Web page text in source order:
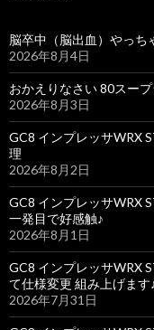
脳卒中（脳出血）やっ
2026年8月4日
おかえりなさい 80スープ
2026年8月3日
GC8 インプレッサWRX
理
2026年8月2日
GC8 インプレッサWRX
一発目で好感触♪
2026年8月1日
GC8 インプレッサWRX
て仕様変更 組み上げます
2026年7月31日